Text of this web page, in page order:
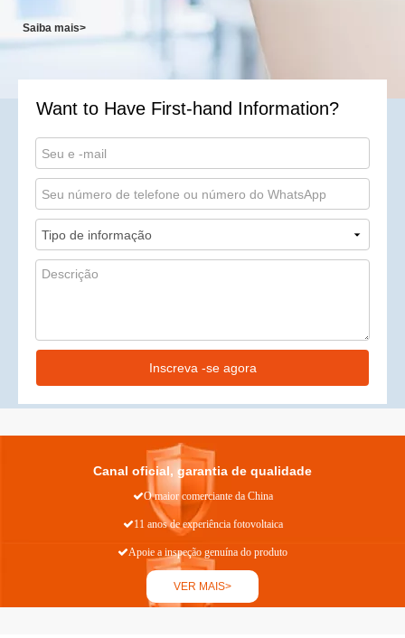
Saiba mais>
Want to Have First-hand Information?
Inscreva -se agora
Canal oficial, garantia de qualidade
O maior comerciante da China
11 anos de experiência fotovoltaica
Apoie a inspeção genuína do produto
VER MAIS>